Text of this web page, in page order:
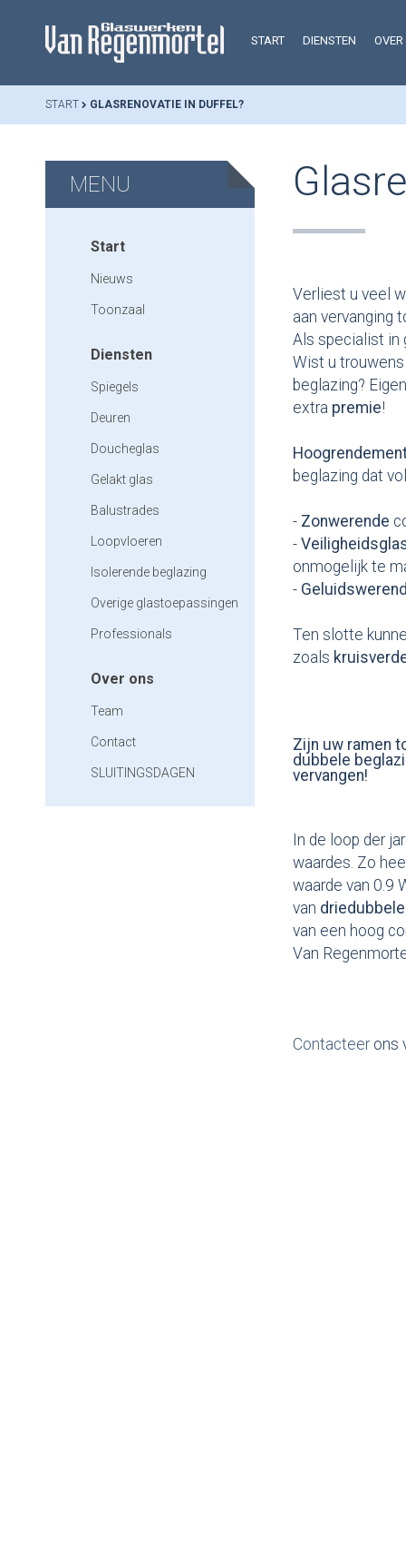
START DIENSTEN
START GLASRENOVATIE IN DUFFEL?
MENU
Start
Nieuws
Toonzaal
Diensten
Spiegels
Deuren
Doucheglas
Gelakt glas
Balustrades
Loopvloeren
Isolerende beglazing
Overige glastoepassingen
Professionals
Over ons
Team
Contact
SLUITINGSDAGEN
Verliest u veel
aan vervanging
Als specialist in
Wist u
beglazing?
extra premie!
beglazing dat
- Zonwerende
-
onmogelijk te
-
Ten slotte
zoals
Zijn uw ramen
dubbele
vervangen!
In de loop der
waardes. Zo
waarde van 0.9
van
van een hoog
Van
Contacteer ons